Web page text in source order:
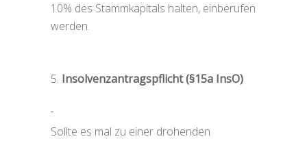
10% des Stammkapitals halten, einberufen
werden.
Insolvenzantragspflicht (§15a InsO)
Sollte es mal zu einer drohenden